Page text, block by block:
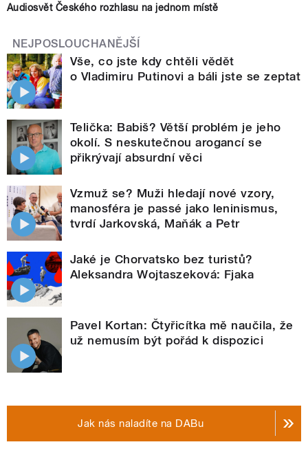
Audiosvět Českého rozhlasu na jednom místě
NEJPOSLOUCHANĚJŠÍ
Vše, co jste kdy chtěli vědět
o Vladimiru Putinovi a báli jste se zeptat
Telička: Babiš? Větší problém je jeho
okolí. S neskutečnou arogancí se
přikrývají absurdní věci
Vzmuž se? Muži hledají nové vzory,
manosféra je passé jako leninismus,
tvrdí Jarkovská, Maňák a Petr
Jaké je Chorvatsko bez turistů?
Aleksandra Wojtaszeková: Fjaka
Pavel Kortan: Čtyřicítka mě naučila, že
už nemusím být pořád k dispozici
Jak nás naladíte na DABu